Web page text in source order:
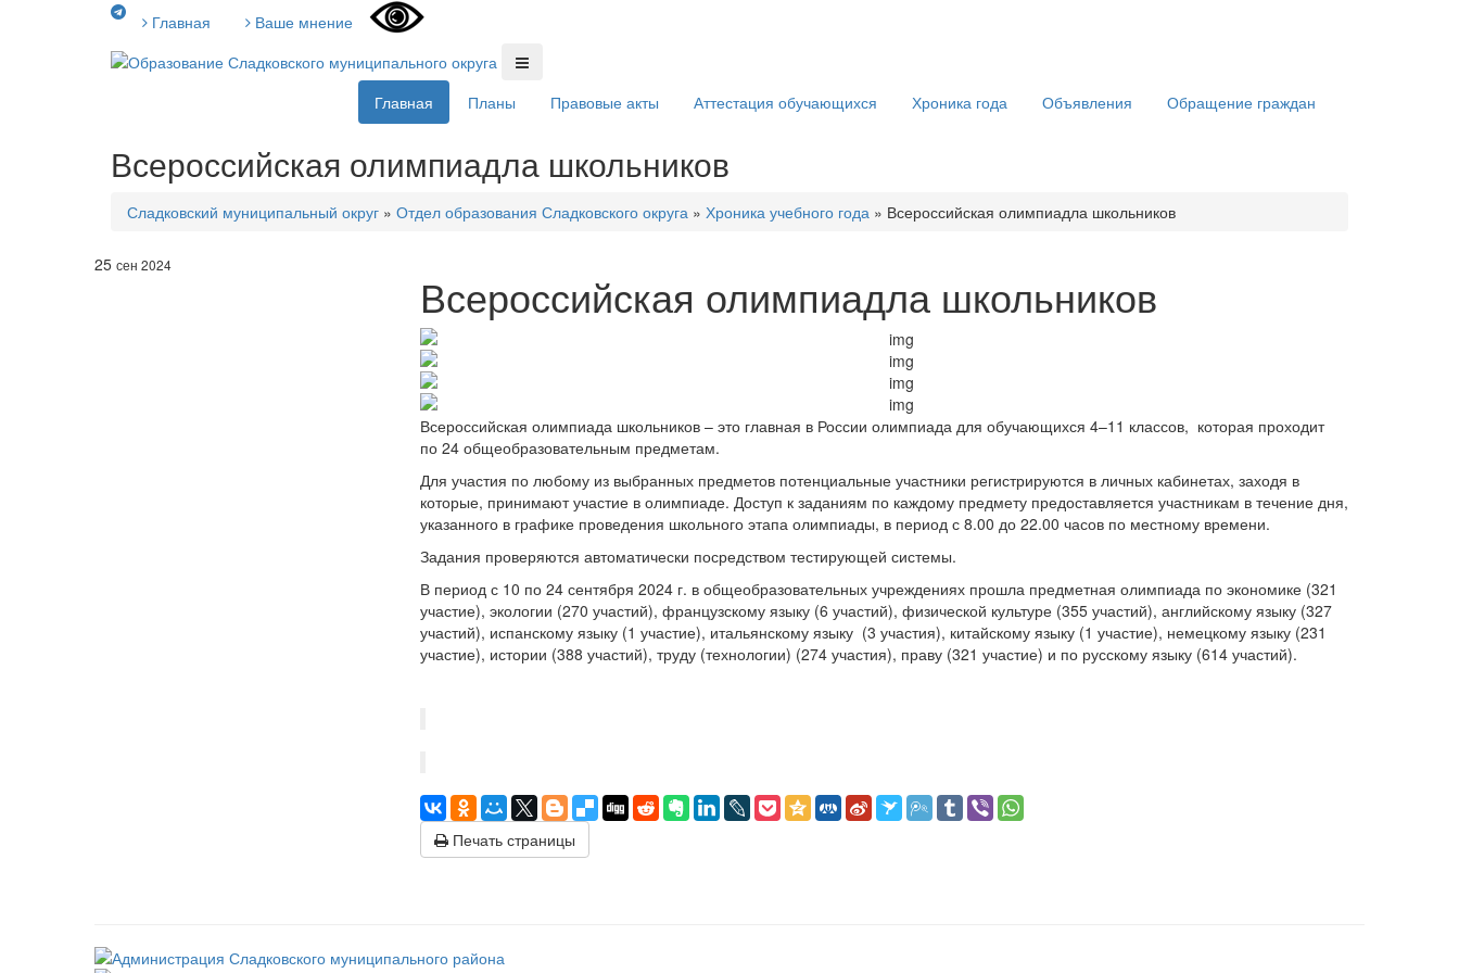
Главная Ваше мнение
Главная Планы Правовые акты Аттестация обучающихся Хроника года Объявления Обращение граждан
Всероссийская олимпиадла школьников
Сладковский муниципальный округ » Отдел образования Сладковского округа » Хроника учебного года » Всероссийская олимпиадла школьников
25 сен 2024
Всероссийская олимпиадла школьников
Всероссийская олимпиада школьников – это главная в России олимпиада для обучающихся 4–11 классов, которая проходит
по 24 общеобразовательным предметам.
Для участия по любому из выбранных предметов потенциальные участники регистрируются в личных кабинетах, заходя в
которые, принимают участие в олимпиаде. Доступ к заданиям по каждому предмету предоставляется участникам в течение дня,
указанного в графике проведения школьного этапа олимпиады, в период с 8.00 до 22.00 часов по местному времени.
Задания проверяются автоматически посредством тестирующей системы.
В период с 10 по 24 сентября 2024 г. в общеобразовательных учреждениях прошла предметная олимпиада по экономике (321
участие), экологии (270 участий), французскому языку (6 участий), физической культуре (355 участий), английскому языку (327
участий), испанскому языку (1 участие), итальянскому языку (3 участия), китайскому языку (1 участие), немецкому языку (231
участие), истории (388 участий), труду (технологии) (274 участия), праву (321 участие) и по русскому языку (614 участий).
Печать страницы